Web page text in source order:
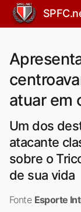
atuar em
Um dos
atacante
sobre o
de sua vida
Fonte Esporte